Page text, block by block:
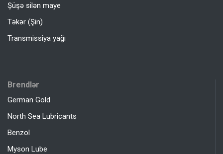
Şüşə silən maye
Təkər (Şin)
Transmissiya yağı
Brendlər
German Gold
North Sea Lubricants
Benzol
Myson Lube